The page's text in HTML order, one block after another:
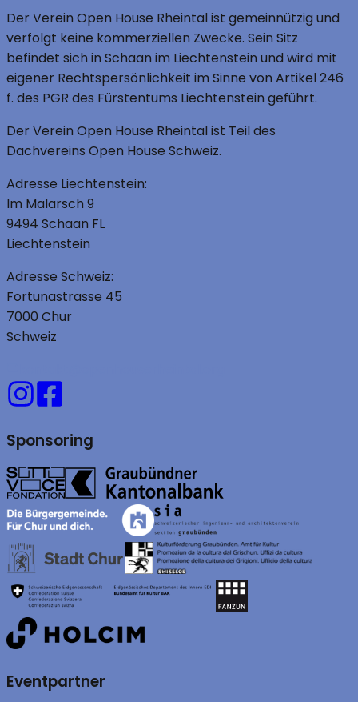
Der Verein Open House Rheintal ist gemeinnützig und
verfolgt keine kommerziellen Zwecke. Sein Sitz
befindet sich in Schaan im Liechtenstein und wird mit
eigener Rechtspersönlichkeit im Sinne von Artikel 246
f. des PGR des Fürstentums Liechtenstein geführt.
Der Verein Open House Rheintal ist Teil des
Dachvereins Open House Schweiz.
Adresse Liechtenstein:
Im Malarsch 9
9494 Schaan FL
Liechtenstein
Adresse Schweiz:
Fortunastrasse 45
7000 Chur
Schweiz
Sponsoring
Eventpartner